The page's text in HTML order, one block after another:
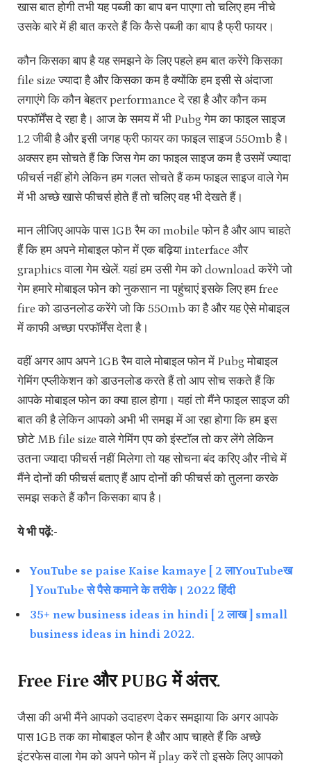
खास बात होगी तभी यह पब्जी का बाप बन पाएगा तो चलिए हम नीचे
उसके बारे में ही बात करते हैं कि कैसे पब्जी का बाप है फ्री फायर।
कौन किसका बाप है यह समझने के लिए पहले हम बात करेंगे किसका
file size ज्यादा है और किसका कम है क्योंकि हम इसी से अंदाजा
लगाएंगे कि कौन बेहतर performance दे रहा है और कौन कम
परफॉर्मेंस दे रहा है। आज के समय में भी Pubg गेम का फाइल साइज
1.2 जीबी है और इसी जगह फ्री फायर का फाइल साइज 550mb है।
अक्सर हम सोचते हैं कि जिस गेम का फाइल साइज कम है उसमें ज्यादा
फीचर्स नहीं होंगे लेकिन हम गलत सोचते हैं कम फाइल साइज वाले गेम
में भी अच्छे खासे फीचर्स होते हैं तो चलिए वह भी देखते हैं।
मान लीजिए आपके पास 1GB रैम का mobile फोन है और आप चाहते
हैं कि हम अपने मोबाइल फोन में एक बढ़िया interface और
graphics वाला गेम खेलें. यहां हम उसी गेम को download करेंगे जो
गेम हमारे मोबाइल फोन को नुकसान ना पहुंचाएं इसके लिए हम free
fire को डाउनलोड करेंगे जो कि 550mb का है और यह ऐसे मोबाइल
में काफी अच्छा परफॉर्मेंस देता है।
वहीं अगर आप अपने 1GB रैम वाले मोबाइल फोन में Pubg मोबाइल
गेमिंग एप्लीकेशन को डाउनलोड करते हैं तो आप सोच सकते हैं कि
आपके मोबाइल फोन का क्या हाल होगा। यहां तो मैंने फाइल साइज की
बात की है लेकिन आपको अभी भी समझ में आ रहा होगा कि हम इस
छोटे MB file size वाले गेमिंग एप को इंस्टॉल तो कर लेंगे लेकिन
उतना ज्यादा फीचर्स नहीं मिलेगा तो यह सोचना बंद करिए और नीचे में
मैंने दोनों की फीचर्स बताए हैं आप दोनों की फीचर्स को तुलना करके
समझ सकते हैं कौन किसका बाप है।
ये भी पढ़ें:-
YouTube se paise Kaise kamaye [ 2 लाYouTubeख
] YouTube से पैसे कमाने के तरीके। 2022 हिंदी
35+ new business ideas in hindi [ 2 लाख ] small
business ideas in hindi 2022.
Free Fire और PUBG में अंतर.
जैसा की अभी मैंने आपको उदाहरण देकर समझाया कि अगर आपके
पास 1GB तक का मोबाइल फोन है और आप चाहते हैं कि अच्छे
इंटरफेस वाला गेम को अपने फोन में play करें तो इसके लिए आपको